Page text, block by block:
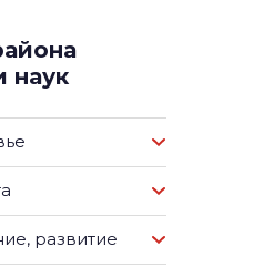
наук
развитие